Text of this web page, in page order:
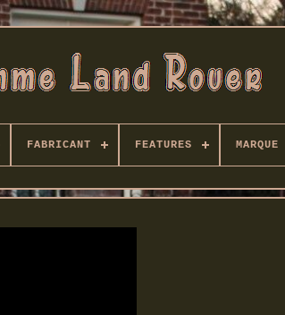
FABRICANT FEATURES MARQUE